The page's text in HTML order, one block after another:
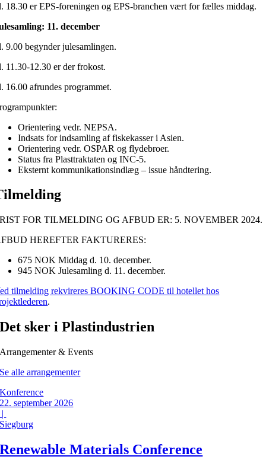
18.30 er EPS-foreningen og EPS-branchen vært for fælles middag.
11. december
9.00 begynder julesamlingen.
11.30-12.30 er der frokost.
16.00 afrundes programmet.
Orientering vedr. NEPSA.
Indsats for indsamling af fiskekasser i Asien.
Orientering vedr. OSPAR og flydebroer.
Status fra Plasttraktaten og INC-5.
Eksternt kommunikationsindlæg – issue håndtering.
FOR TILMELDING OG AFBUD ER: 5. NOVEMBER 2024.
HEREFTER FAKTURERES:
675 NOK Middag d. 10. december.
945 NOK Julesamling d. 11. december.
tilmelding rekvireres BOOKING CODE til hotellet hos
.
Det sker i Plastindustrien
Arrangementer & Events
Se alle arrangementer
Konference
22. september 2026
|
Siegburg
Renewable Materials Conference